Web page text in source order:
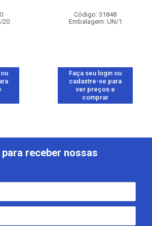
20
Código: 31848
Embalagem: UN/1
Faça seu login ou
cadastre-se para
ver preços e
comprar
receber nossas